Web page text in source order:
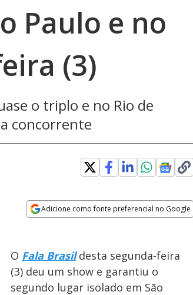
Paulo e no
(3)
o triplo e no Rio de
concorrente
Adicione como fonte preferencial no Google
O Fala Brasildesta segunda-feira
(3) deu um show e garantiu o
segundo lugar isolado em São